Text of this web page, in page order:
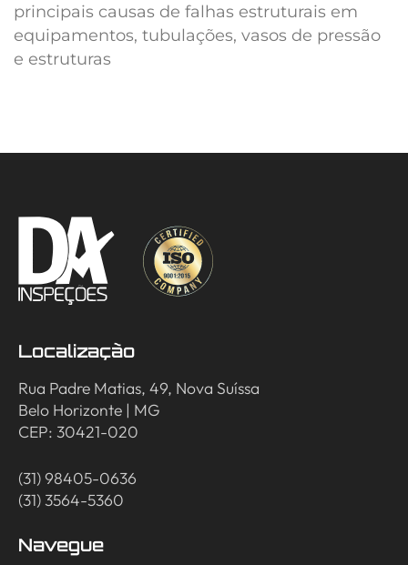
principais causas de falhas estruturais em
equipamentos, tubulações, vasos de pressão
e estruturas
Localização
Rua Padre Matias, 49, Nova Suíssa
Belo Horizonte | MG
CEP: 30421-020
(31) 98405-0636
(31) 3564-5360
Navegue